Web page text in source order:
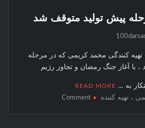
پیش تولید متوقف شد
تهیه کنندگی محمد کریمی که در مرحله
با آغاز جنگ رمضان و تجاوز رژیم
به … READ MORE
، تهیه کننده Comment
on